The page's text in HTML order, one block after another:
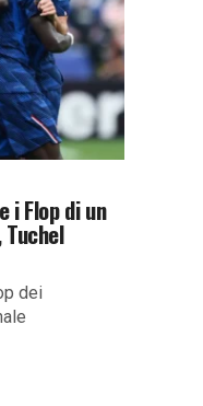
i Flop di un
dei